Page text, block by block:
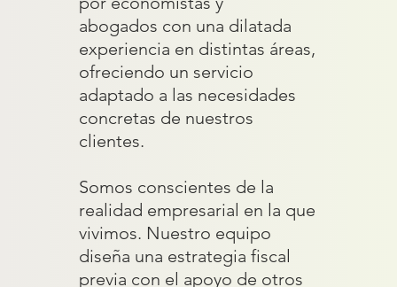
abogados con una dilatada
experiencia en distintas áreas,
ofreciendo un servicio
adaptado a las necesidades
concretas de nuestros
clientes.
Somos conscientes de la
realidad empresarial en la que
vivimos. Nuestro equipo
diseña una estrategia fiscal
previa con el apoyo de otros